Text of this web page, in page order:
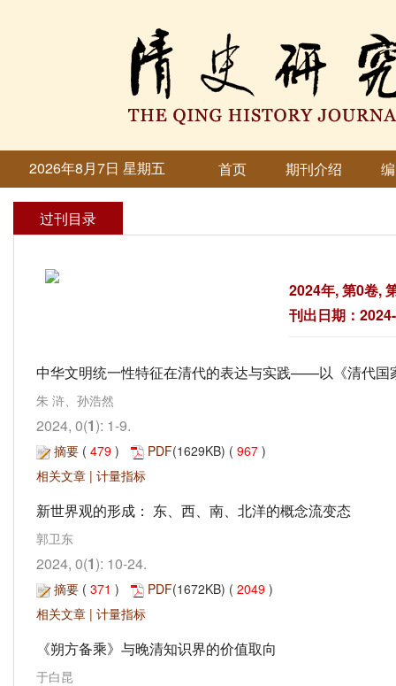
2026年8月7日 星期五 首页 期刊介绍
过刊目录
2024年, 第0卷,
刊出日期：
中华文明统一性特征在清代的表达与实践——以《清代国
朱 浒、孙浩然
2024, 0(1): 1-9.
摘要 ( 479 ) PDF(1629KB) ( 967 )
相关文章 | 计量指标
新世界观的形成： 东、西、南、北洋的概念流变态
郭卫东
2024, 0(1): 10-24.
摘要 ( 371 ) PDF(1672KB) ( 2049 )
相关文章 | 计量指标
《朔方备乘》与晚清知识界的价值取向
于白昆